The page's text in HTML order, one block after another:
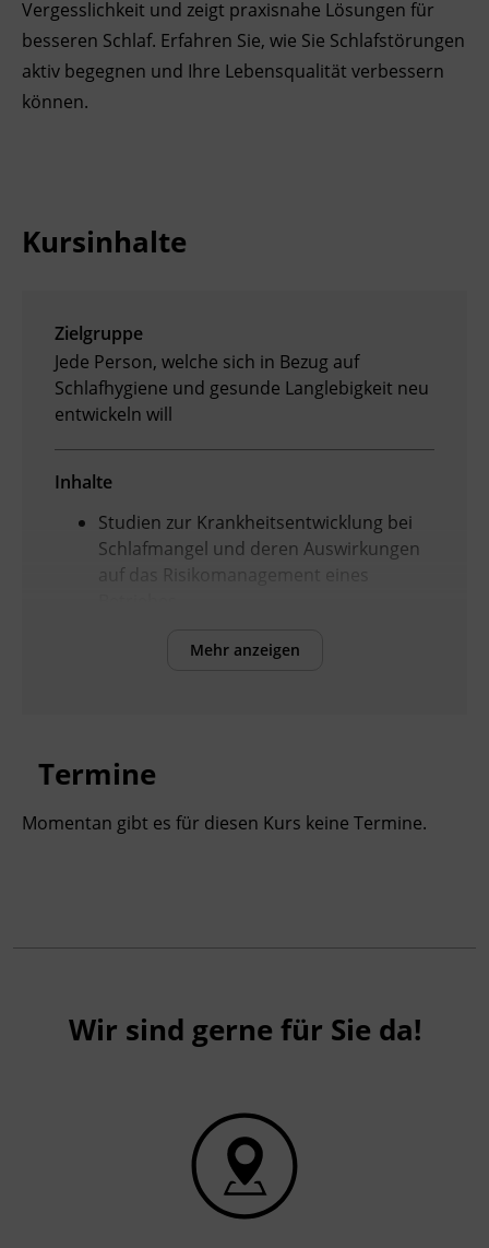
Ingenieurzertifizierung
Deutsch und Integration
Akademisches Studienzentrum
BFI Reutte
BFI Schwaz
Vergesslichkeit und zeigt praxisnahe Lösungen für
besseren Schlaf. Erfahren Sie, wie Sie Schlafstörungen
aktiv begegnen und Ihre Lebensqualität verbessern
können.
Kursinhalte
Zielgruppe
Jede Person, welche sich in Bezug auf
Schlafhygiene und gesunde Langlebigkeit neu
entwickeln will
Inhalte
Studien zur Krankheitsentwicklung bei
Schlafmangel und deren Auswirkungen
auf das Risikomanagement eines
Auswirkungen auf den Schlaf zu
Kompetenzentwicklung zum eigenen
Schlafverhalten
Persönlicher Nutzen:
resultierende Probleme
Nichtmedikamentöse Maßnahmen, um
Präsenzunterricht
Mehr anzeigen
Termine
Momentan gibt es für diesen Kurs keine Termine.
Wir sind gerne für Sie da!